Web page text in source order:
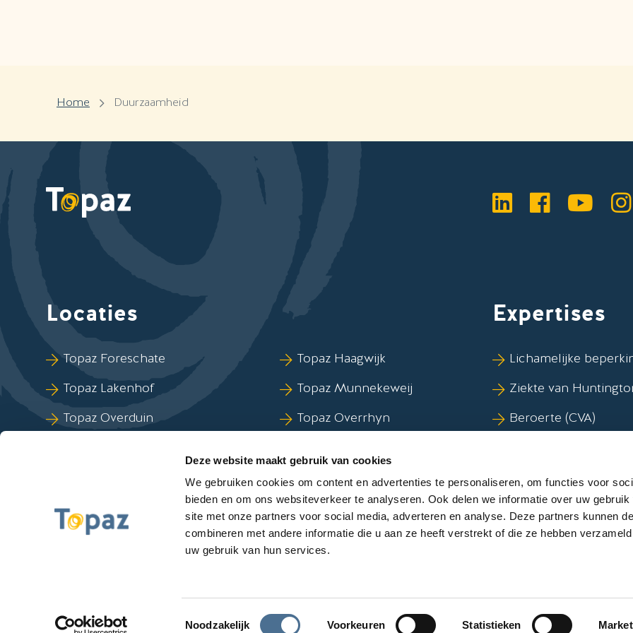
Deze website maakt gebruik van cookies
We gebruiken cookies om content en advertenties te personaliseren, om functies voor
bieden en om ons websiteverkeer te analyseren. Ook delen we informatie over uw gebruik
site met onze partners voor social media, adverteren en analyse. Deze partners kunnen
combineren met andere informatie die u aan ze heeft verstrekt of die ze hebben
uw gebruik van hun services.
Toestemmingsselectie
Noodzakelijk Voorkeuren Statistieken
Home Duurzaamheid
LinkedIn
Facebook
Locaties
Sla Locaties-links over
Topaz Foreschate
Topaz Haagwijk
Topaz Lakenhof
Topaz Munnekeweij
Topaz Overduin
Topaz Overrhyn
Expertises
Lichamelijke
Ziekte van
Beroerte (CVA)
Dementie